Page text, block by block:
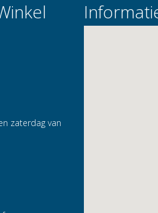
zaterdag van